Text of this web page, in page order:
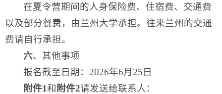
在夏令营期间的人身保险费、住宿费、交通费
以及部分餐费，由兰州大学承担。往来兰州的交通
费请自行承担。
六、其他事项
报名截至日期：2026年6月25日
附件1和 附件2请发送给联系人：